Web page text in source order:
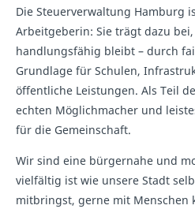
Die Steuerverwaltung Hamburg
Arbeitgeberin: Sie trägt dazu
handlungsfähig bleibt – durch
Grundlage für Schulen,
öffentliche Leistungen. Als Teil
echten Möglichmacher und
für die Gemeinschaft.
Wir sind eine bürgernahe und
vielfältig ist wie unsere Stadt
mitbringst, gerne mit Menschen